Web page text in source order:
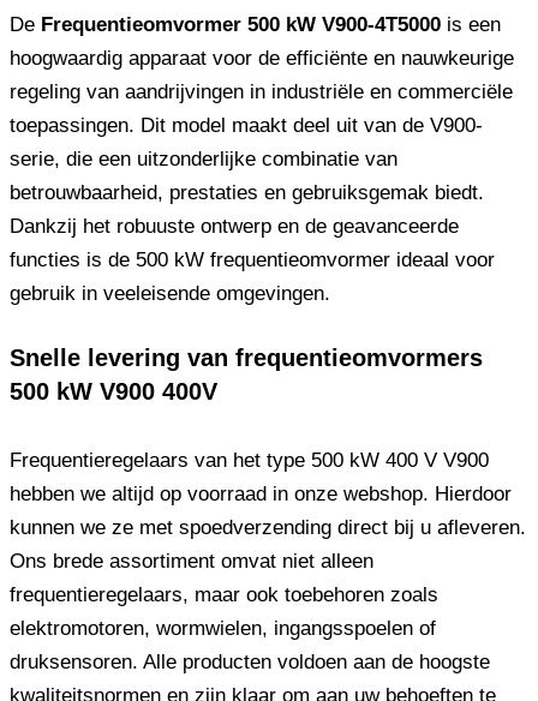
De Frequentieomvormer 500 kW V900-4T5000 is een
hoogwaardig apparaat voor de efficiënte en nauwkeurige
regeling van aandrijvingen in industriële en commerciële
toepassingen. Dit model maakt deel uit van de V900-
serie, die een uitzonderlijke combinatie van
betrouwbaarheid, prestaties en gebruiksgemak biedt.
Dankzij het robuuste ontwerp en de geavanceerde
functies is de 500 kW frequentieomvormer ideaal voor
gebruik in veeleisende omgevingen.
Snelle levering van frequentieomvormers
500 kW V900 400V
Frequentieregelaars van het type 500 kW 400 V V900
hebben we altijd op voorraad in onze webshop. Hierdoor
kunnen we ze met spoedverzending direct bij u afleveren.
Ons brede assortiment omvat niet alleen
frequentieregelaars, maar ook toebehoren zoals
elektromotoren, wormwielen, ingangsspoelen of
druksensoren. Alle producten voldoen aan de hoogste
kwaliteitsnormen en zijn klaar om aan uw behoeften te